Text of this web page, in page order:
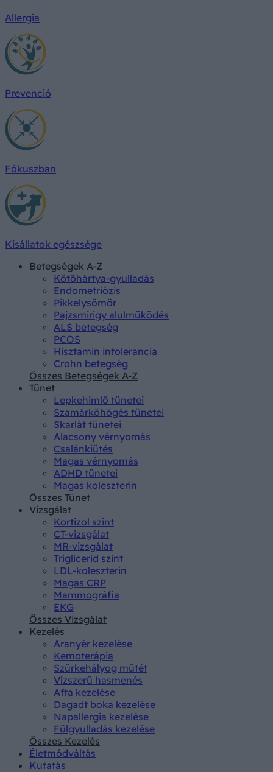
Allergia
Prevenció
Fókuszban
Kisállatok egészsége
Betegségek A-Z
Kötőhártya-gyulladás
Endometriózis
Pikkelysömör
Pajzsmirigy alulműködés
ALS betegség
PCOS
Hisztamin intolerancia
Crohn betegség
Összes Betegségek A-Z
Tünet
Lepkehimlő tünetei
Szamárköhögés tünetei
Skarlát tünetei
Alacsony vérnyomás
Csalánkiütés
Magas vérnyomás
ADHD tünetei
Magas koleszterin
Összes Tünet
Vizsgálat
Kortizol szint
CT-vizsgálat
MR-vizsgálat
Triglicerid szint
LDL-koleszterin
Magas CRP
Mammográfia
EKG
Összes Vizsgálat
Kezelés
Aranyér kezelése
Kemoterápia
Szürkehályog műtét
Vízszerű hasmenés
Afta kezelése
Dagadt boka kezelése
Napallergia kezelése
Fülgyulladás kezelése
Összes Kezelés
Életmódváltás
Kutatás